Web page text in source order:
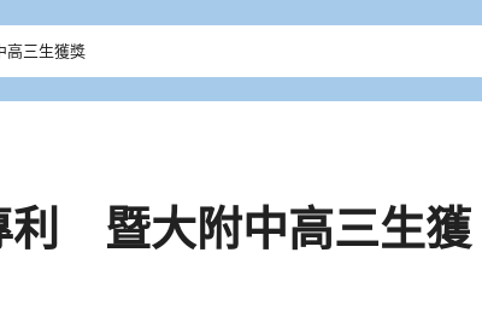
三生獲獎
利 暨大附中高三生獲